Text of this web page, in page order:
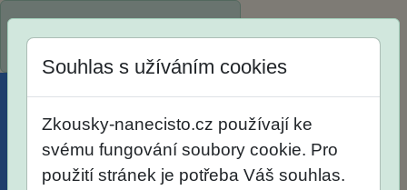
Menu Účet Košík
Souhlas s užíváním cookies
Zkousky-nanecisto.cz používají ke
svému fungování soubory cookie. Pro
použití stránek je potřeba Váš souhlas.